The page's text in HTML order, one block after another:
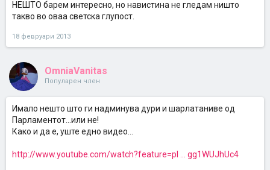
НЕШТО барем интересно, но навистина не гледам ништо
такво во оваа светска глупост.
18 февруари 2013
OmniaVanitas
Популарен член
Имало нешто што ги надминува дури и шарлатаниве од
Парламентот...или не!
Како и да е, уште едно видео...
http://www.youtube.com/watch?feature=pl ... gg1WUJhUc4